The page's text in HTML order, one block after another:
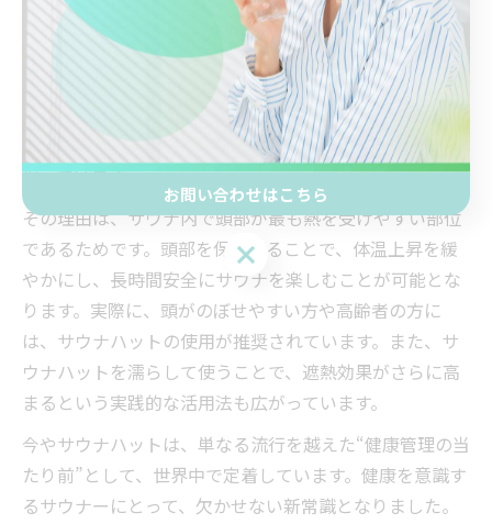
サウナハットは美容だけでなく、健康維持にも大きな役
割を果たします。従来は「サウナハットは意味ない」
「うざい」といった意見も見られましたが、近年では医
学的観点からもその有用性が再認識されています。特
に、のぼせや熱中症のリスク低減において重要な役割を
担っています。
その理由は、サウナ内で頭部が最も熱を受けやすい部位
であるためです。頭部を保護することで、体温上昇を緩
やかにし、長時間安全にサウナを楽しむことが可能とな
ります。実際に、頭がのぼせやすい方や高齢者の方に
は、サウナハットの使用が推奨されています。また、サ
ウナハットを濡らして使うことで、遮熱効果がさらに高
まるという実践的な活用法も広がっています。
今やサウナハットは、単なる流行を越えた“健康管理の当
たり前”として、世界中で定着しています。健康を意識す
るサウナーにとって、欠かせない新常識となりました。
お問い合わせはこちら
お問い合わせはこちら